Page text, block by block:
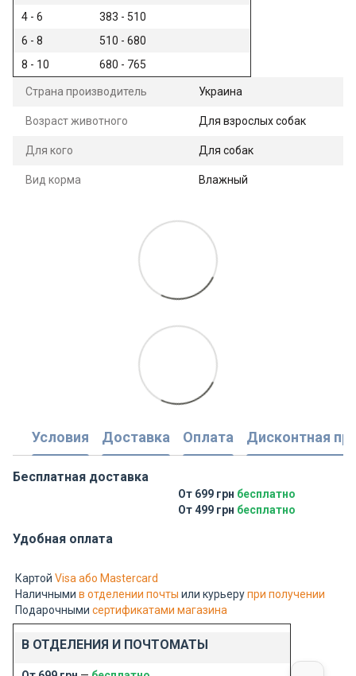
4 - 6
383 - 510
6 - 8
510 - 680
8 - 10
680 - 765
Страна производитель Украина
Возраст животного Для взрослых собак
Для кого Для собак
Вид корма Влажный
Условия Доставка Оплата Дисконтная
Бесплатная доставка
От 699 грн бесплатно
От 499 грн бесплатно
Удобная оплата
Картой Visa або Mastercard
Наличными в отделении почты или курьерупри получении
Подарочными сертификатами магазина
В ОТДЕЛЕНИЯ И ПОЧТОМАТЫ